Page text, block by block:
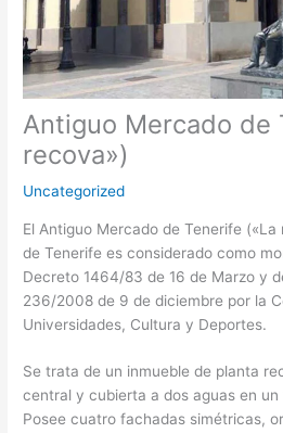
Antiguo Mercado de
recova»)
Uncategorized
El Antiguo Mercado de Tenerife
de Tenerife es considerado como
Decreto 1464/83 de 16 de Marzo y
236/2008 de 9 de diciembre por la
Universidades, Cultura y Deportes.
Se trata de un inmueble de planta
central y cubierta a dos aguas en
Posee cuatro fachadas simétricas,